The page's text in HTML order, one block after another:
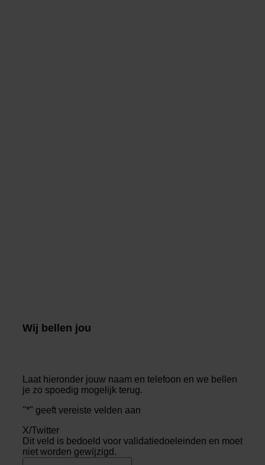
Wij bellen jou
Laat hieronder jouw naam en telefoon en we bellen
je zo spoedig mogelijk terug.
"*" geeft vereiste velden aan
X/Twitter
Dit veld is bedoeld voor validatiedoeleinden en moet
niet worden gewijzigd.